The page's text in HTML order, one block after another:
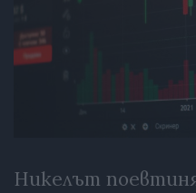
Никелът